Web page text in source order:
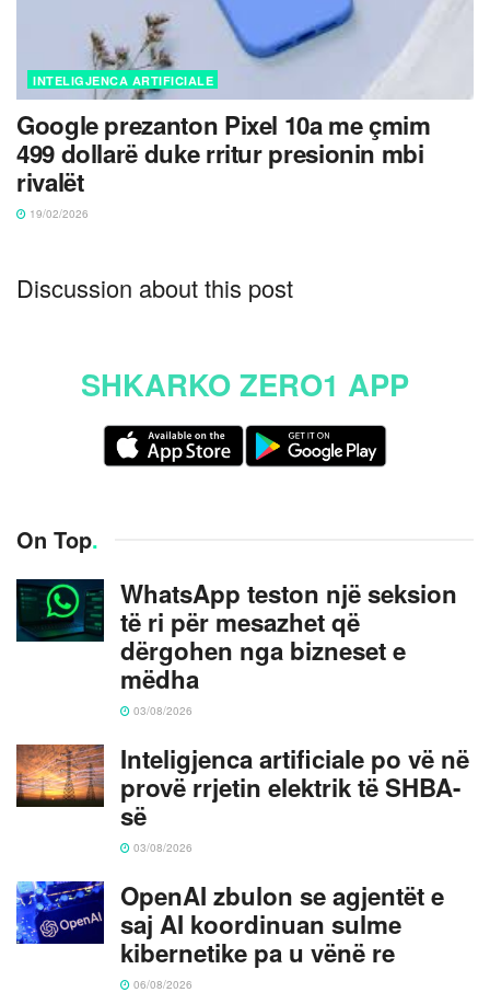
INTELIGJENCA ARTIFICIALE
Google prezanton Pixel 10a me çmim
499 dollarë duke rritur presionin mbi
rivalët
19/02/2026
Discussion about this post
SHKARKO ZERO1 APP
On Top.
WhatsApp teston një seksion
të ri për mesazhet që
dërgohen nga bizneset e
mëdha
03/08/2026
Inteligjenca artificiale po vë në
provë rrjetin elektrik të SHBA-
së
03/08/2026
OpenAI zbulon se agjentët e
saj AI koordinuan sulme
kibernetike pa u vënë re
06/08/2026